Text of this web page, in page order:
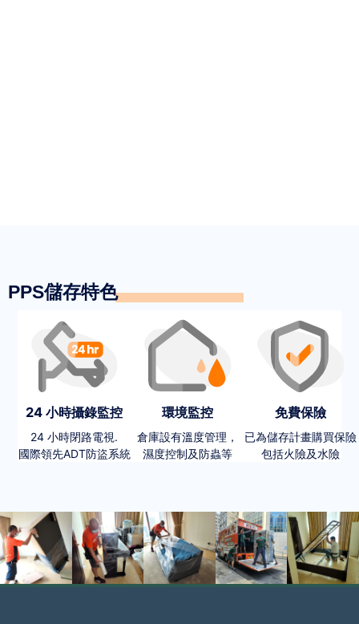
PPS儲存特色
24 小時攝錄監控
24 小時閉路電視.
國際領先ADT防盜系統
環境監控
倉庫設有溫度管理，
濕度控制及防蟲等
免費保險
已為儲存計畫購買保險
包括火險及水險